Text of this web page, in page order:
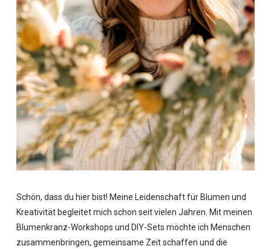
Schön, dass du hier bist! Meine Leidenschaft für Blumen und
Kreativität begleitet mich schon seit vielen Jahren. Mit meinen
Blumenkranz-Workshops und DIY-Sets möchte ich Menschen
zusammenbringen, gemeinsame Zeit schaffen und die